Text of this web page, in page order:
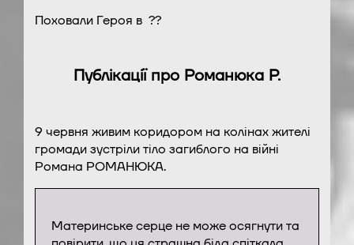
Поховали Героя в ??
Публікації про Романюка Р.
9 червня живим коридором на колінах жителі
громади зустріли тіло загиблого на війні
Романа РОМАНЮКА.
Материнське серце не може осягнути та